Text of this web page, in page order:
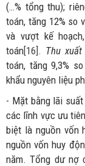
(…% tổng thu);
toán, tăng 12% so
và vượt kế
toán[16]. Thu
toán, tăng 9,3%
khẩu nguyên liệu
- Mặt bằng lãi
các lĩnh vực ưu
biệt là nguồn vốn
nguồn vốn huy
năm. Tổng dư nợ